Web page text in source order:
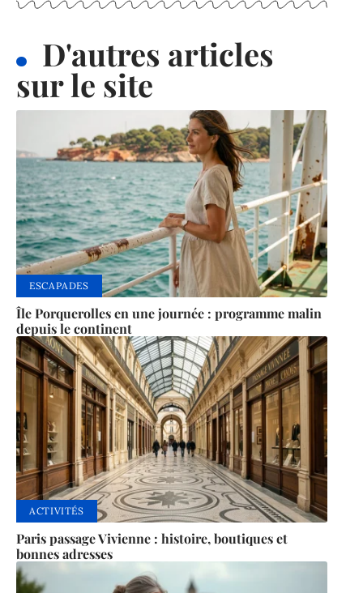
D'autres articles
sur le site
ESCAPADES
Île Porquerolles en une journée : programme malin
depuis le continent
ACTIVITÉS
Paris passage Vivienne : histoire, boutiques et
bonnes adresses